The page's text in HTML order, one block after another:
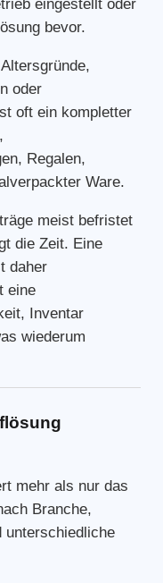
eingestellt oder
bevor.
oder
oft ein kompletter
Regalen,
Ware.
meist befristet
die Zeit. Eine
daher
eine
Inventar
wiederum
mehr als nur das
Branche,
unterschiedliche